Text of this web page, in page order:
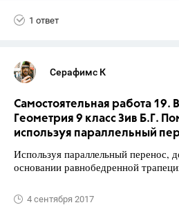
1 ответ
Серафимс К
Самостоятельная работа 19.
Геометрия 9 класс Зив Б.Г.
используя параллельный
Используя параллельный перенос,
основании равнобедренной
4 сентября 2017